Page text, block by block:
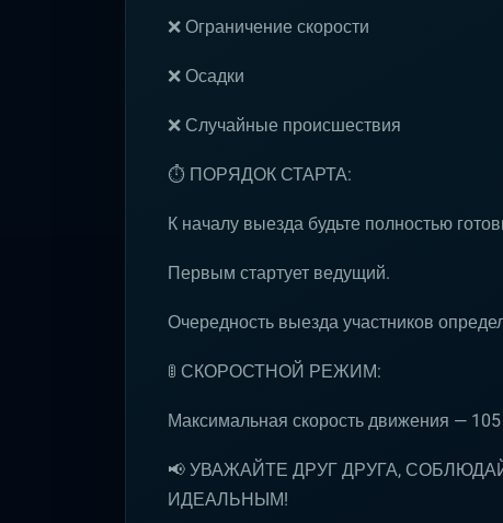
❌ Ограничение скорости
❌ Осадки
❌ Случайные происшествия
⏱ ПОРЯДОК СТАРТА:
К началу выезда будьте полностью
Первым стартует ведущий.
Очередность выезда участников
🚦 СКОРОСТНОЙ РЕЖИМ:
Максимальная скорость движения —
📢 УВАЖАЙТЕ ДРУГ ДРУГА,
ИДЕАЛЬНЫМ!